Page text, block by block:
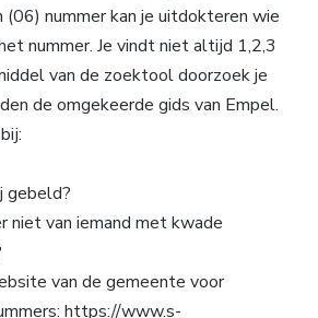
(06) nummer kan je uitdokteren wie
nummer. Je vindt niet altijd 1,2,3
van de zoektool doorzoek je
de omgekeerde gids van Empel.
gebeld?
niet van iemand met kwade
van de gemeente voor
https://www.s-